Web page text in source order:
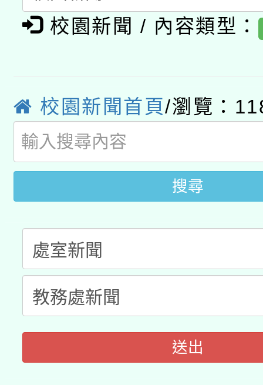
年度健康促進學校輔導
原住民族教育政策研討
轉知教育部國民及學前
新北市政府教育局辦
方素養工作坊新北場」
函轉國立臺灣師範大學
「族語學習班」招生簡
文教學共融平台-教案
件」活動簡章
教育部國民及學前教育
年度COVID-19疫苗接
接種對象擴大為「滿6
接種之民眾」措施，延
月28日止
校園新聞 / 內容類型：
校園新聞首頁/瀏覽：
搜尋
送出